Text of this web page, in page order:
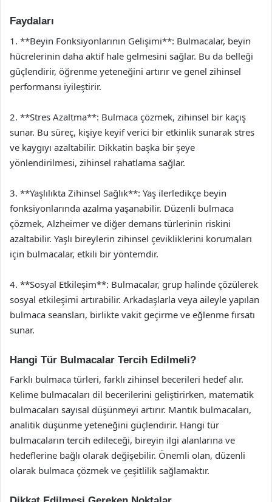
Faydaları
1. **Beyin Fonksiyonlarının Gelişimi**: Bulmacalar, beyin
hücrelerinin daha aktif hale gelmesini sağlar. Bu da belleği
güçlendirir, öğrenme yeteneğini artırır ve genel zihinsel
performansı iyileştirir.
2. **Stres Azaltma**: Bulmaca çözmek, zihinsel bir kaçış
sunar. Bu süreç, kişiye keyif verici bir etkinlik sunarak stres
ve kaygıyı azaltabilir. Dikkatin başka bir şeye
yönlendirilmesi, zihinsel rahatlama sağlar.
3. **Yaşlılıkta Zihinsel Sağlık**: Yaş ilerledikçe beyin
fonksiyonlarında azalma yaşanabilir. Düzenli bulmaca
çözmek, Alzheimer ve diğer demans türlerinin riskini
azaltabilir. Yaşlı bireylerin zihinsel çevikliklerini korumaları
için bulmacalar, etkili bir yöntemdir.
4. **Sosyal Etkileşim**: Bulmacalar, grup halinde çözülerek
sosyal etkileşimi artırabilir. Arkadaşlarla veya aileyle yapılan
bulmaca seansları, birlikte vakit geçirme ve eğlenme fırsatı
sunar.
Hangi Tür Bulmacalar Tercih Edilmeli?
Farklı bulmaca türleri, farklı zihinsel becerileri hedef alır.
Kelime bulmacaları dil becerilerini geliştirirken, matematik
bulmacaları sayısal düşünmeyi artırır. Mantık bulmacaları,
analitik düşünme yeteneğini güçlendirir. Hangi tür
bulmacaların tercih edileceği, bireyin ilgi alanlarına ve
hedeflerine bağlı olarak değişebilir. Önemli olan, düzenli
olarak bulmaca çözmek ve çeşitlilik sağlamaktır.